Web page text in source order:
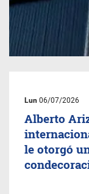
Lun 06/07/2026
Alberto
le otorgó